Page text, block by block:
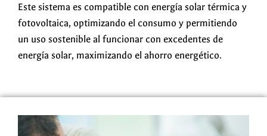
Este sistema es compatible con energía solar térmica y
fotovoltaica, optimizando el consumo y permitiendo
un uso sostenible al funcionar con excedentes de
energía solar, maximizando el ahorro energético.